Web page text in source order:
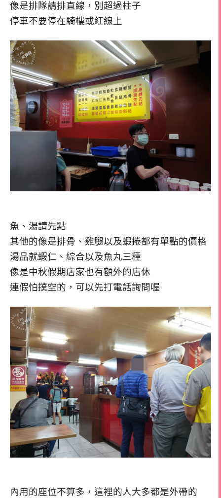
像是排隊請排直線，別超過柱子
停車不要停在騎樓或紅線上
魚、湯請先點
其他的像是排骨、雞腿以及蝦捲都有單點的價格
湯品就蝦仁、綜合以及魚丸三種
像是中秋假期店家也有額外的店休
連假怕撲空的，可以先打電話詢問喔
內用的座位不算多，這裡的人大多都是外帶的